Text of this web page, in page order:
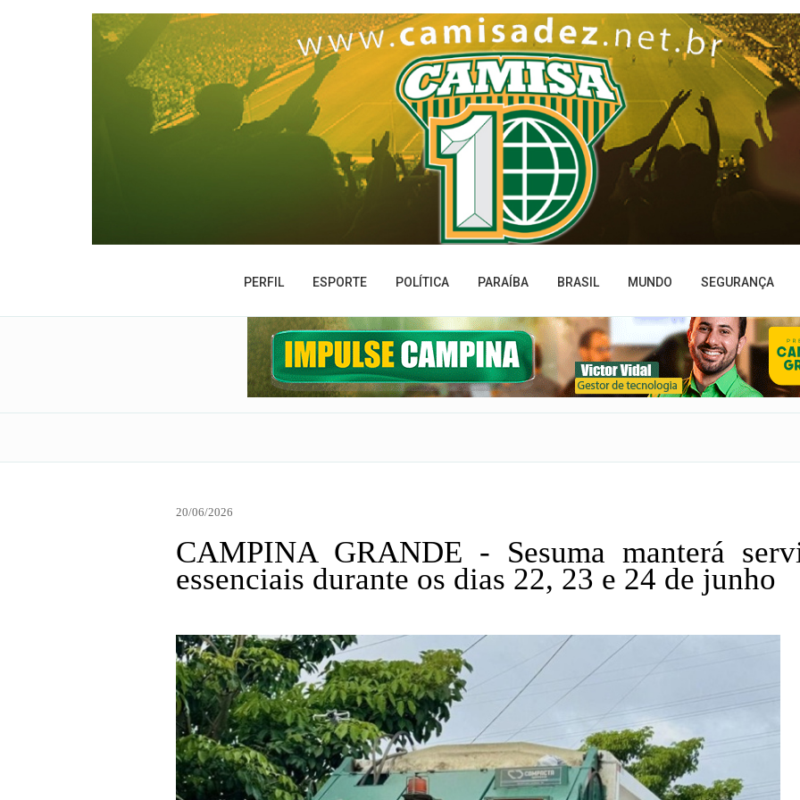
PERFIL ESPORTE POLÍTICA PARAÍBA BRASIL MUNDO SEGURANÇA
20/06/2026
CAMPINA GRANDE - Sesuma manterá
essenciais durante os dias 22, 23 e 24 de junho